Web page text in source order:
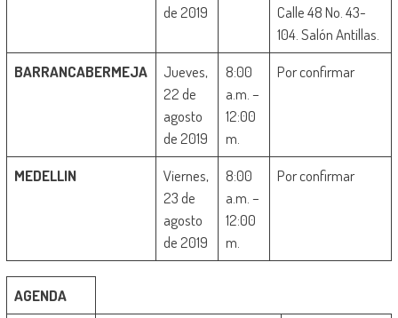
de 2019
Calle 48 No. 43-
104. Salón Antillas.
BARRANCABERMEJA
Jueves,
22 de
agosto
de 2019
8:00
a.m. –
12:00
m.
Por confirmar
MEDELLIN
Viernes,
23 de
agosto
de 2019
8:00
a.m. –
12:00
m.
Por confirmar
AGENDA